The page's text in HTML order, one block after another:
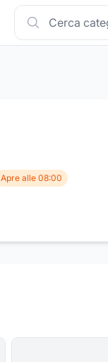
Apre alle 08:00